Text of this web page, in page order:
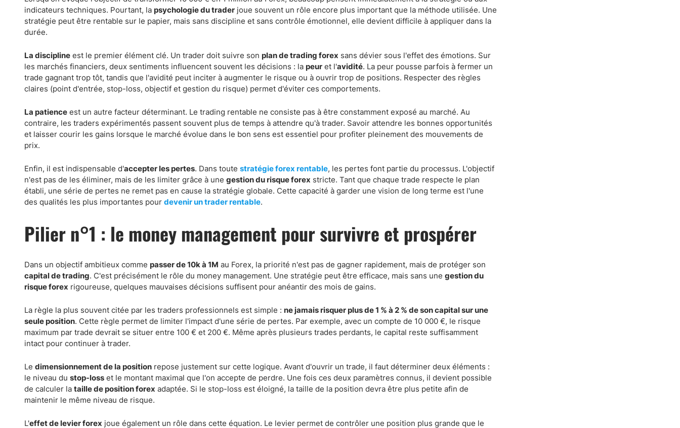
indicateurs techniques. Pourtant, la psychologie du trader joue souvent un rôle encore plus important que la méthode utilisée. Une
stratégie peut être rentable sur le papier, mais sans discipline et sans contrôle émotionnel, elle devient difficile à appliquer dans la
durée.
La discipline est le premier élément clé. Un trader doit suivre son plan de trading forex sans dévier sous l'effet des émotions. Sur
les marchés financiers, deux sentiments influencent souvent les décisions : la peur et l'avidité. La peur pousse parfois à fermer un
trade gagnant trop tôt, tandis que l'avidité peut inciter à augmenter le risque ou à ouvrir trop de positions. Respecter des règles
claires (point d'entrée, stop-loss, objectif et gestion du risque) permet d'éviter ces comportements.
La patience est un autre facteur déterminant. Le trading rentable ne consiste pas à être constamment exposé au marché. Au
contraire, les traders expérimentés passent souvent plus de temps à attendre qu'à trader. Savoir attendre les bonnes opportunités
et laisser courir les gains lorsque le marché évolue dans le bon sens est essentiel pour profiter pleinement des mouvements de
prix.
Enfin, il est indispensable d'accepter les pertes. Dans toute stratégie forex rentable, les pertes font partie du processus. L'objectif
n'est pas de les éliminer, mais de les limiter grâce à une gestion du risque forex stricte. Tant que chaque trade respecte le plan
établi, une série de pertes ne remet pas en cause la stratégie globale. Cette capacité à garder une vision de long terme est l'une
des qualités les plus importantes pour devenir un trader rentable.
Pilier n°1 : le money management pour survivre et prospérer
Dans un objectif ambitieux comme passer de 10k à 1M au Forex, la priorité n'est pas de gagner rapidement, mais de protéger son
capital de trading. C'est précisément le rôle du money management. Une stratégie peut être efficace, mais sans une gestion du
risque forex rigoureuse, quelques mauvaises décisions suffisent pour anéantir des mois de gains.
La règle la plus souvent citée par les traders professionnels est simple : ne jamais risquer plus de 1 % à 2 % de son capital sur une
seule position. Cette règle permet de limiter l'impact d'une série de pertes. Par exemple, avec un compte de 10 000 €, le risque
maximum par trade devrait se situer entre 100 € et 200 €. Même après plusieurs trades perdants, le capital reste suffisamment
intact pour continuer à trader.
Le dimensionnement de la position repose justement sur cette logique. Avant d'ouvrir un trade, il faut déterminer deux éléments :
le niveau du stop-loss et le montant maximal que l'on accepte de perdre. Une fois ces deux paramètres connus, il devient possible
de calculer la taille de position forex adaptée. Si le stop-loss est éloigné, la taille de la position devra être plus petite afin de
maintenir le même niveau de risque.
L'effet de levier forex joue également un rôle dans cette équation. Le levier permet de contrôler une position plus grande que le